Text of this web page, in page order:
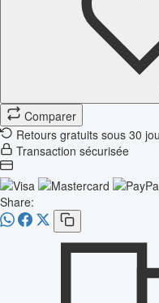
Comparer
Retours gratuits sous 30
Transaction sécurisée
Share: